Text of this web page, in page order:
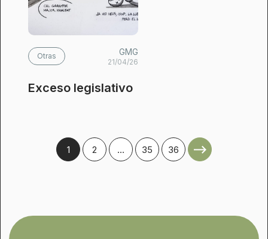
Otras GMG
21/04/26
Exceso legislativo
1 2 … 35 36